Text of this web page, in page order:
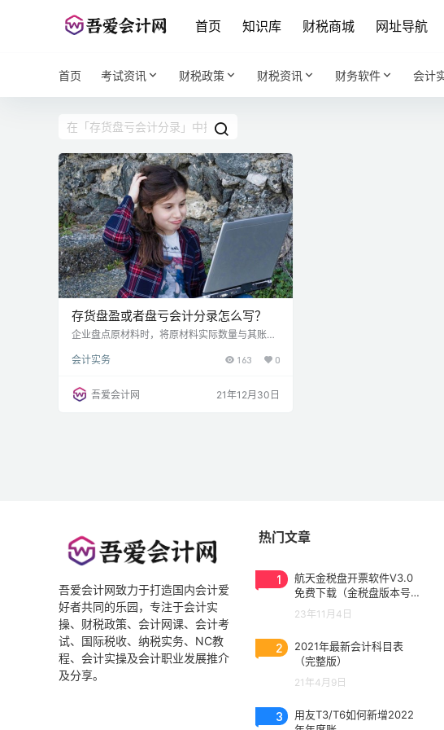
首页 知识库 财税商城 网址导航
首页 考试资讯 财税政策 财税资讯 财务软件 会计
存货盘盈或者盘亏会计分录怎么写？
企业盘点原材料时，将原材料实际数量与其账面
料可能出现盘盈或盘亏的情况。此时，会计人员
原材料/库存商品等【盘盈金额】 贷：待处理财
产损溢 ②批准处理后： 借：待处理财产损溢
会计实务 163 0
吾爱会计网 21年12月30日
吾爱会计网致力于打造国内会计爱
好者共同的乐园，专注于会计实
操、财税政策、会计网课、会计考
试、国际税收、纳税实务、NC教
程、会计实操及会计职业发展推介
及分享。
热门文章
1
航天金税盘开票软件V3.0
免费下载（金税盘版本号V
3.0.20230531）
23年11月4日
2
2021年最新会计科目表
（完整版）
21年4月9日
3
用友T3/T6如何新增2022